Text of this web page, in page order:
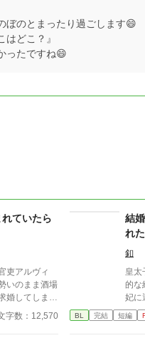
ぼのとまったり過ごします😄
どこ？』
ったですね😄
ていたら
吏アルヴィ
いのまま酒場
婚してしま
本気だった。
字数：12,570
結
れ
釦
皇太
的な
妃に
よく
BL 完結 短編